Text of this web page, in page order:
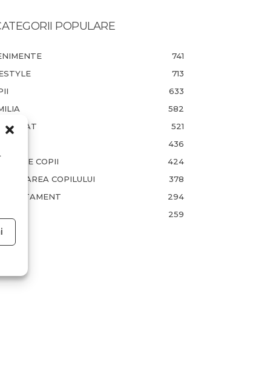
POPULARE
741
713
633
582
521
436
COPII
424
COPILULUI
378
294
259